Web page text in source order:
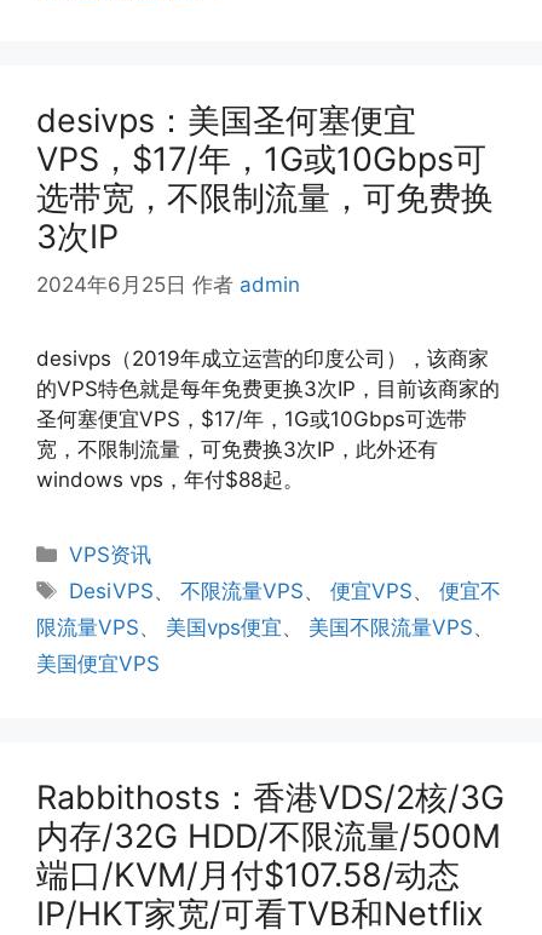
desivps：美国圣何塞便宜
VPS，$17/年，1G或10Gbps可
选带宽，不限制流量，可免费换
3次IP
2024年6月25日 作者 admin
desivps（2019年成立运营的印度公司），该商家
的VPS特色就是每年免费更换3次IP，目前该商家的
圣何塞便宜VPS，$17/年，1G或10Gbps可选带
宽，不限制流量，可免费换3次IP，此外还有
windows vps，年付$88起。
分
类
VPS资讯
标
签
DesiVPS、不限流量VPS、便宜VPS、便宜不
限流量VPS、 美国vps便宜、 美国不限流量VPS、
美国便宜VPS
Rabbithosts：香港VDS/2核/3G
内存/32G HDD/不限流量/500M
端口/KVM/月付$107.58/动态
IP/HKT家宽/可看TVB和Netflix